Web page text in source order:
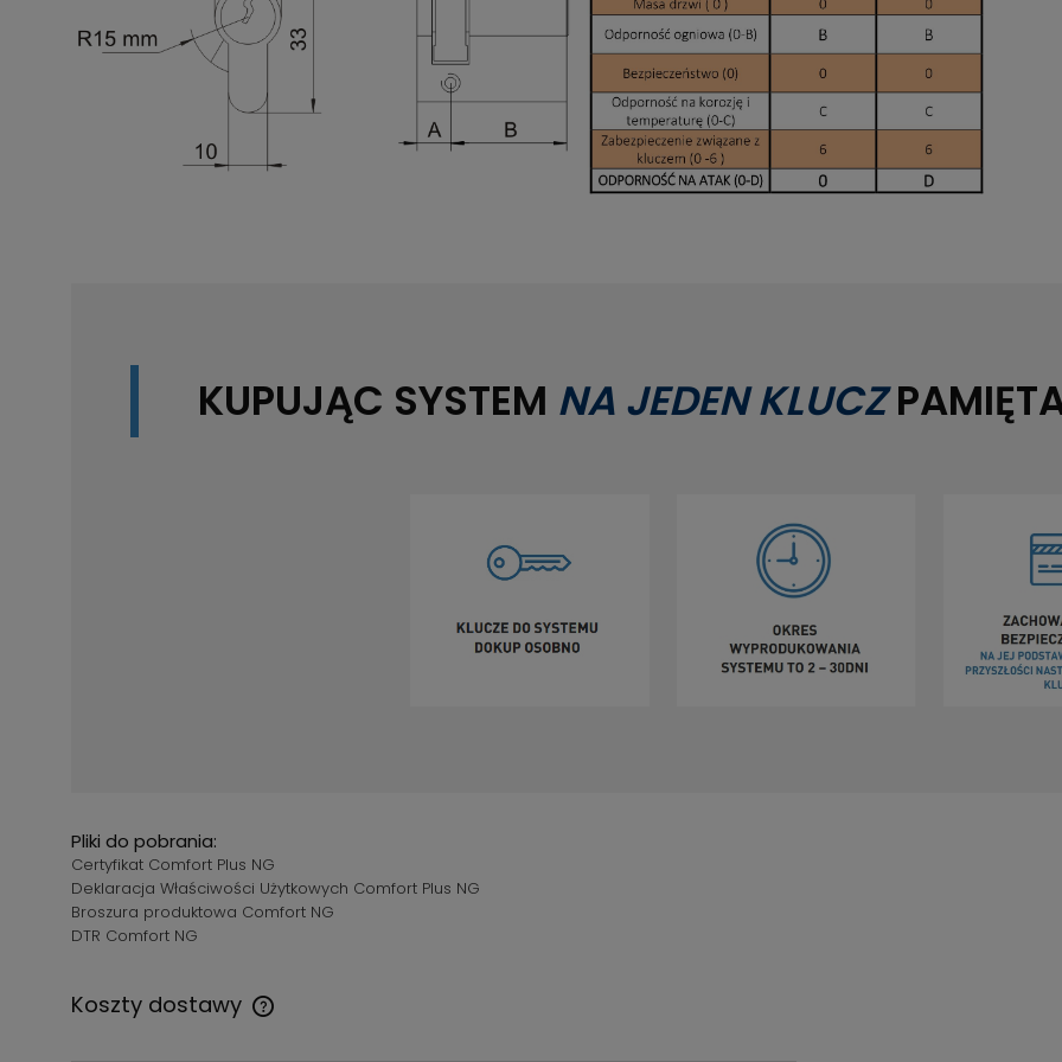
KUPUJĄC SYSTEM NA JEDEN KLUCZ
Pliki do pobrania:
Certyfikat Comfort Plus NG
Deklaracja Właściwości Użytkowych Comfort Plus NG
Broszura produktowa Comfort NG
DTR Comfort NG
Koszty dostawy